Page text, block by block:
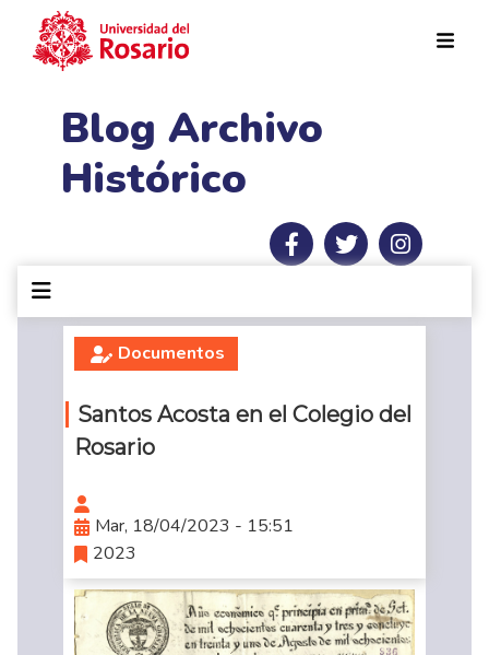
Blog Archivo
Histórico
Documentos
Santos Acosta en el Colegio del
Rosario
Mar, 18/04/2023 - 15:51
2023